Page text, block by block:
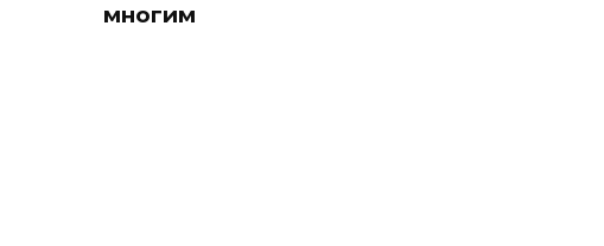
многим